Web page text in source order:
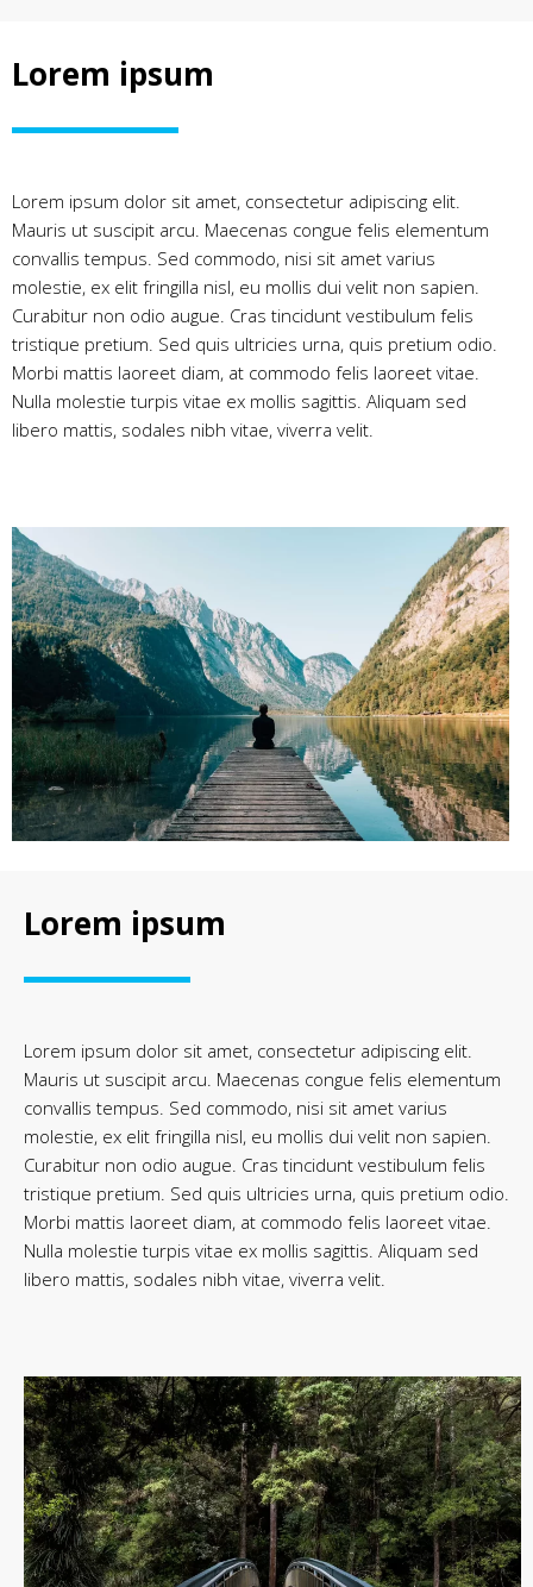
Lorem ipsum
Lorem ipsum dolor sit amet, consectetur adipiscing elit.
Mauris ut suscipit arcu. Maecenas congue felis elementum
convallis tempus. Sed commodo, nisi sit amet varius
molestie, ex elit fringilla nisl, eu mollis dui velit non sapien.
Curabitur non odio augue. Cras tincidunt vestibulum felis
tristique pretium. Sed quis ultricies urna, quis pretium odio.
Morbi mattis laoreet diam, at commodo felis laoreet vitae.
Nulla molestie turpis vitae ex mollis sagittis. Aliquam sed
libero mattis, sodales nibh vitae, viverra velit.
Lorem ipsum
Lorem ipsum dolor sit amet, consectetur adipiscing elit.
Mauris ut suscipit arcu. Maecenas congue felis elementum
convallis tempus. Sed commodo, nisi sit amet varius
molestie, ex elit fringilla nisl, eu mollis dui velit non sapien.
Curabitur non odio augue. Cras tincidunt vestibulum felis
tristique pretium. Sed quis ultricies urna, quis pretium odio.
Morbi mattis laoreet diam, at commodo felis laoreet vitae.
Nulla molestie turpis vitae ex mollis sagittis. Aliquam sed
libero mattis, sodales nibh vitae, viverra velit.